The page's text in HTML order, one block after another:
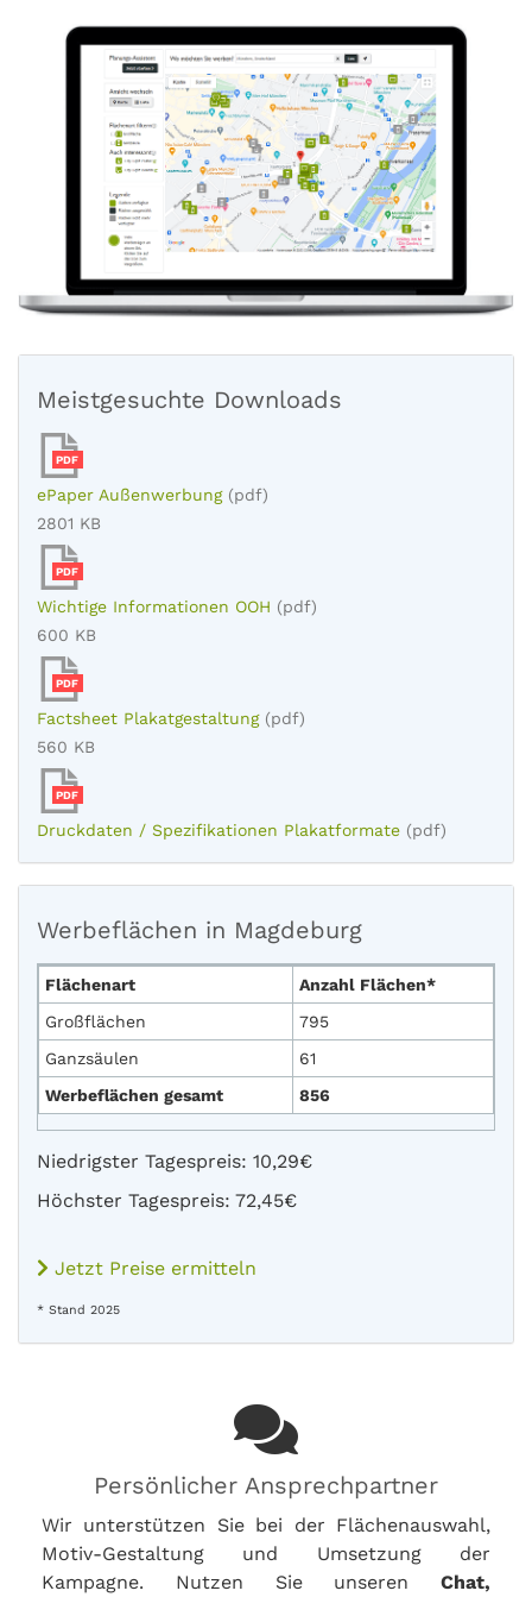
Meistgesuchte Downloads
PDF
ePaper Außenwerbung (pdf)
2801 KB
PDF
Wichtige Informationen OOH (pdf)
600 KB
PDF
Factsheet Plakatgestaltung (pdf)
560 KB
PDF
Druckdaten / Spezifikationen Plakatformate (pdf)
Werbeflächen in Magdeburg
Flächenart
Anzahl Flächen*
Großflächen
795
Ganzsäulen
61
Werbeflächen gesamt
856
Niedrigster Tagespreis: 10,29€
Höchster Tagespreis: 72,45€
Jetzt Preise ermitteln
* Stand 2025
Persönlicher Ansprechpartner
Wir unterstützen Sie bei der Flächenauswahl,
Motiv-Gestaltung und Umsetzung der
Kampagne. Nutzen Sie unseren Chat,